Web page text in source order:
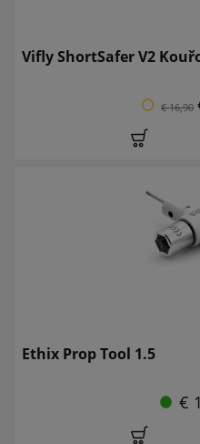
Vifly ShortSafer V2
€ 16,90
Ethix Prop Tool 1.5
€